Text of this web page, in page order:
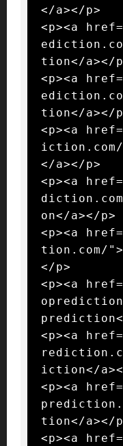
</a></p>
<p><a
tion</a></
<p><a
tion</a></
<p><a
</a></p>
<p><a
on</a></p>
<p><a
tion.com/
</p>
<p><a
<p><a
iction</
<p><a
tion</a></
<p><a